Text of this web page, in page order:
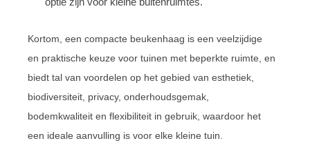
Kortom, een compacte beukenhaag is een veelzijdige
en praktische keuze voor tuinen met beperkte ruimte, en
biedt tal van voordelen op het gebied van esthetiek,
biodiversiteit, privacy, onderhoudsgemak,
bodemkwaliteit en flexibiliteit in gebruik, waardoor het
een ideale aanvulling is voor elke kleine tuin.